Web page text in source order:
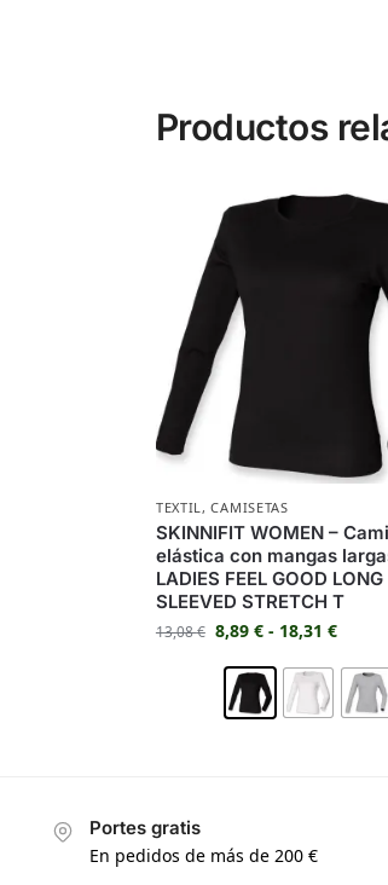
Productos
TEXTIL,CAMISETAS
SKINNIFIT WOMEN –
elástica con mangas
LADIES FEEL GOOD LONG
SLEEVED STRETCH T
13,08€ 8,89 € - 18,31 €
Portes gratis
En pedidos de más de 200 €